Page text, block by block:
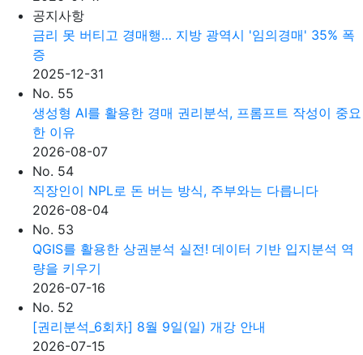
공지사항
금리 못 버티고 경매행… 지방 광역시 '임의경매' 35% 폭
증
2025-12-31
No. 55
생성형 AI를 활용한 경매 권리분석, 프롬프트 작성이 중요
한 이유
2026-08-07
No. 54
직장인이 NPL로 돈 버는 방식, 주부와는 다릅니다
2026-08-04
No. 53
QGIS를 활용한 상권분석 실전! 데이터 기반 입지분석 역
량을 키우기
2026-07-16
No. 52
[권리분석_6회차] 8월 9일(일) 개강 안내
2026-07-15